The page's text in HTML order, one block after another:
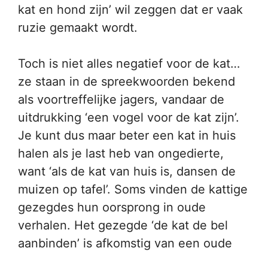
kat en hond zijn’ wil zeggen dat er vaak
ruzie gemaakt wordt.
Toch is niet alles negatief voor de kat…
ze staan in de spreekwoorden bekend
als voortreffelijke jagers, vandaar de
uitdrukking ‘een vogel voor de kat zijn’.
Je kunt dus maar beter een kat in huis
halen als je last heb van ongedierte,
want ‘als de kat van huis is, dansen de
muizen op tafel’. Soms vinden de kattige
gezegdes hun oorsprong in oude
verhalen. Het gezegde ‘de kat de bel
aanbinden’ is afkomstig van een oude